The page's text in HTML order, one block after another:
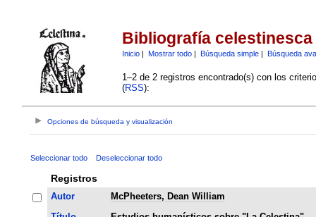
Bibliografía celestinesca
Inicio| Mostrar todo| Búsqueda simple| Búsqueda
1–2 de 2 registros encontrado(s) con los
(RSS):
Opciones de búsqueda y visualización
Seleccionar todo Deseleccionar todo
Registros
Autor
McPheeters, Dean William